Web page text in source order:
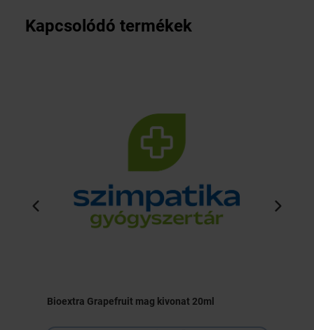
Kapcsolódó termékek
Bioextra Grapefruit mag kivonat 20ml